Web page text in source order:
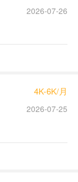
2026-07-26
4K-6K/月
2026-07-25